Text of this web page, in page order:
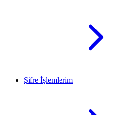
Şifre İşlemlerim